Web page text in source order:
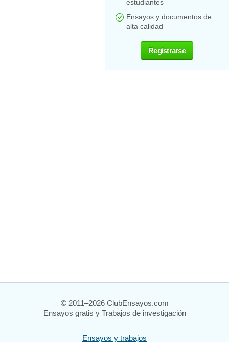
estudiantes
Ensayos y documentos de
alta calidad
Registrarse
© 2011–2026 ClubEnsayos.com
Ensayos gratis y Trabajos de investigación
Ensayos y trabajos